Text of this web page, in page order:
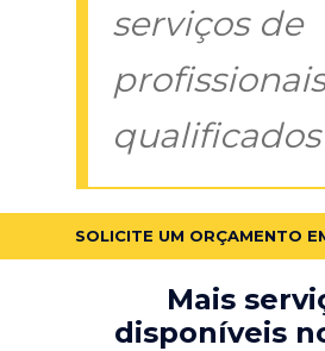
serviços de
profissionais
SOLICITE UM ORÇAMENTO
Mais
disponíveis